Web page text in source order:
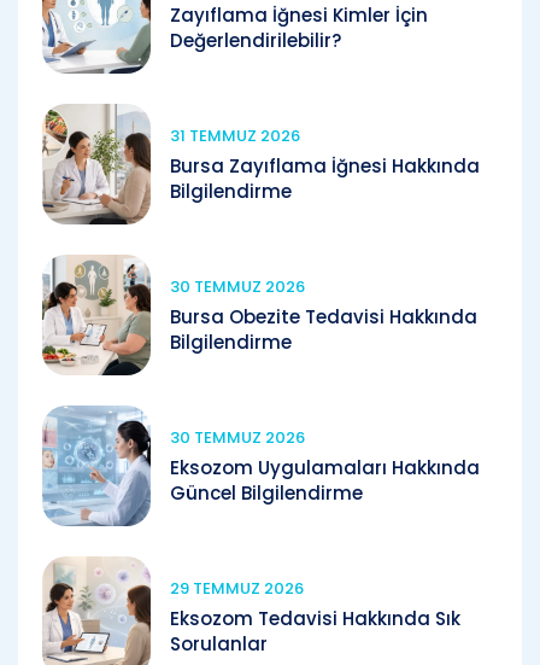
Zayıflama İğnesi Kimler İçin
Değerlendirilebilir?
31 TEMMUZ 2026
Bursa Zayıflama İğnesi Hakkında
Bilgilendirme
30 TEMMUZ 2026
Bursa Obezite Tedavisi Hakkında
Bilgilendirme
30 TEMMUZ 2026
Eksozom Uygulamaları Hakkında
Güncel Bilgilendirme
29 TEMMUZ 2026
Eksozom Tedavisi Hakkında Sık
Sorulanlar